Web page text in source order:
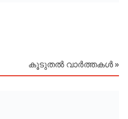
കൂടുതൽ വാർത്തകൾ »